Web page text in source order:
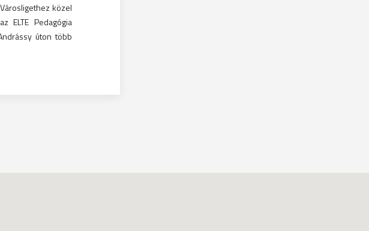
közel
ELTE Pedagógia
úton több